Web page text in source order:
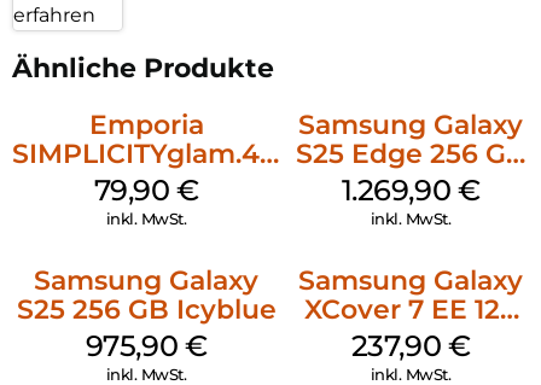
erfahren
Ähnliche Produkte
Emporia
SIMPLICITYglam.4G
Schwarz
79,90 €
inkl. MwSt.
Samsung Galaxy
S25 Edge 256 GB
Titanium Silver
1.269,90 €
inkl. MwSt.
Samsung Galaxy
S25 256 GB Icyblue
975,90 €
inkl. MwSt.
Samsung Galaxy
XCover 7 EE 128
GB Black
237,90 €
inkl. MwSt.